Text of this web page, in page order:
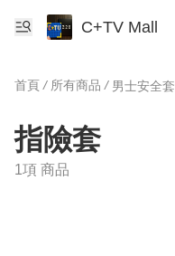
C+TV Mall
首頁 / 所有商品 / 男士安全套
指險套
1項 商品